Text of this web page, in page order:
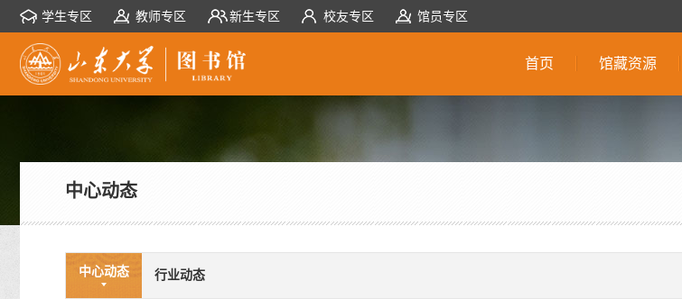
学生专区 教师专区 新生专区 校友专区 馆员专区
首页 馆藏资源
中心动态
中心动态 行业动态